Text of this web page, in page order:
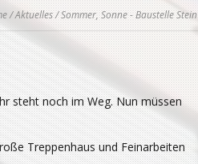
/Aktuelles/ Sommer, Sonne - Baustelle Stein
steht noch im Weg. Nun müssen
Treppenhaus und Feinarbeiten